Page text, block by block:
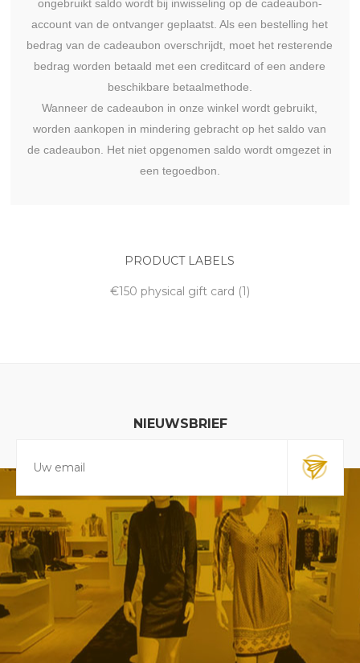
ongebruikt saldo wordt bij inwisseling op de cadeaubon-
account van de ontvanger geplaatst. Als een bestelling het
bedrag van de cadeaubon overschrijdt, moet het resterende
bedrag worden betaald met een creditcard of een andere
beschikbare betaalmethode.
Wanneer de cadeaubon in onze winkel wordt gebruikt,
worden aankopen in mindering gebracht op het saldo van
de cadeaubon. Het niet opgenomen saldo wordt omgezet in
een tegoedbon.
PRODUCT LABELS
€150 physical gift card (1)
NIEUWSBRIEF